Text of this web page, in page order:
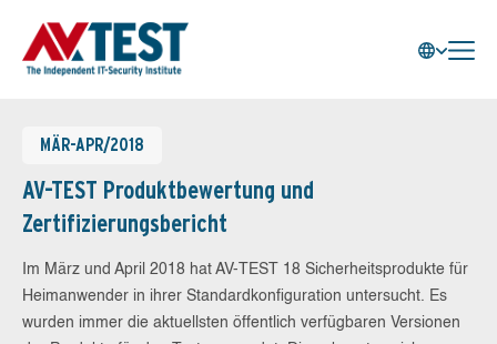
MÄR-APR/2018
AV-TEST Produktbewertung und
Zertifizierungsbericht
Im März und April 2018 hat AV-TEST 18 Sicherheitsprodukte für
Heimanwender in ihrer Standardkonfiguration untersucht. Es
wurden immer die aktuellsten öffentlich verfügbaren Versionen